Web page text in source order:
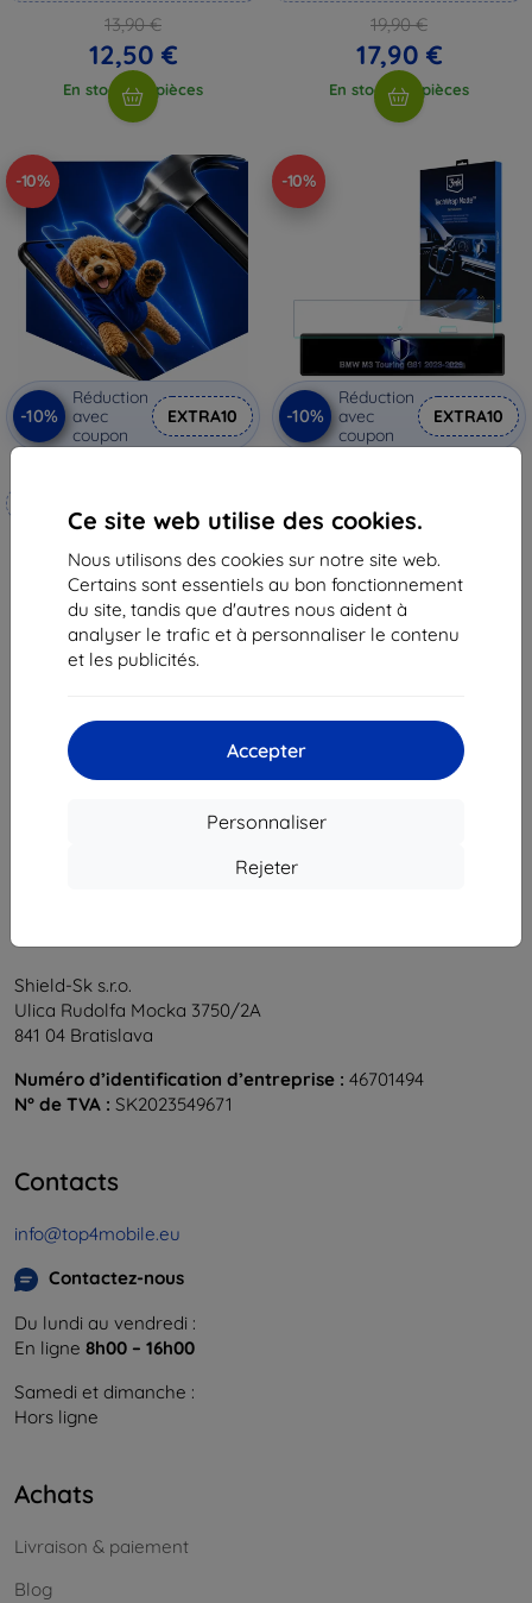
Ce site web utilise des cookies.
Nous utilisons des cookies sur notre site web.
Certains sont essentiels au bon fonctionnement
du site, tandis que d'autres nous aident à
analyser le trafic et à personnaliser le contenu
et les publicités.
Accepter
Personnaliser
Rejeter
13,90 €
12,50 €
En stock > 5 pièces
19,90 €
17,90 €
En stock > 5 pièces
-10%
-10%
Réduction
avec
coupon
EXTRA10
18,82 €
En stock 4 pièces
-10%
-10%
Réduction
avec
coupon
EXTRA10
48,90 €
44,02 €
En stock > 5 pièces
du total
Shield-Sk s.r.o.
Ulica Rudolfa Mocka 3750/2A
841 04 Bratislava
Numéro d’identification d’entreprise : 46701494
N° de TVA : SK2023549671
Contacts
info@top4mobile.eu
Contactez-nous
Du lundi au vendredi :
En ligne 8h00 – 16h00
Samedi et dimanche :
Hors ligne
Achats
Livraison & paiement
Blog